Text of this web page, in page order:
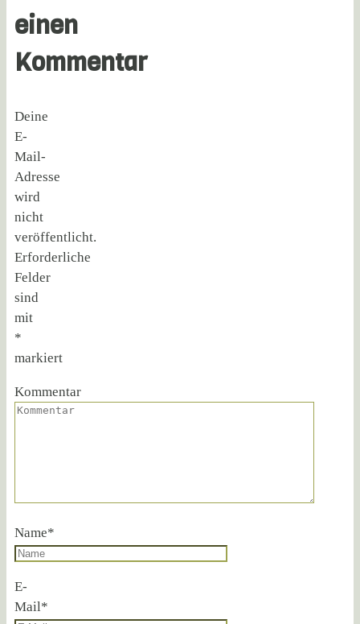
einen
Kommentar
Deine
E-
Mail-
Adresse
wird
nicht
veröffentlicht.
Erforderliche
Felder
sind
mit
*
markiert
Kommentar
Name*
E-
Mail*